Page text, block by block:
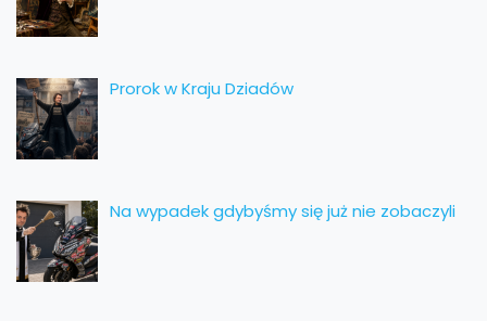
Prorok w Kraju Dziadów
Na wypadek gdybyśmy się już nie zobaczyli